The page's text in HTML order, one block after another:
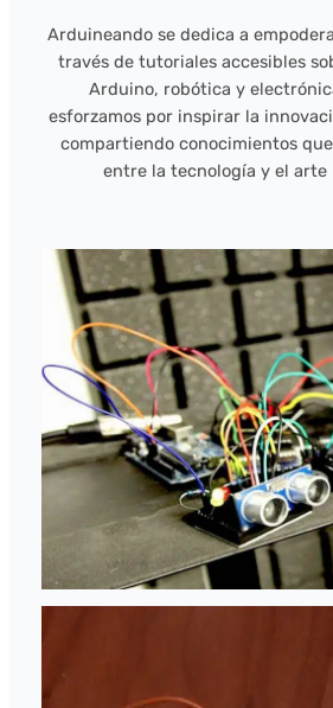
Arduineando se dedica a
través de tutoriales accesibles
Arduino, robótica y
esforzamos por inspirar la
compartiendo conocimientos
entre la tecnología y el arte